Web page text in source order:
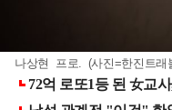
나상현 프로. (사진=한진트